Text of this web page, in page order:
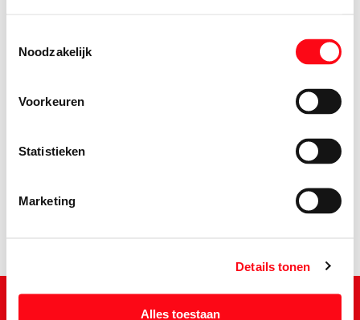
Noodzakelijk
Voorkeuren
Statistieken
Marketing
Details tonen
Alles toestaan
5.66